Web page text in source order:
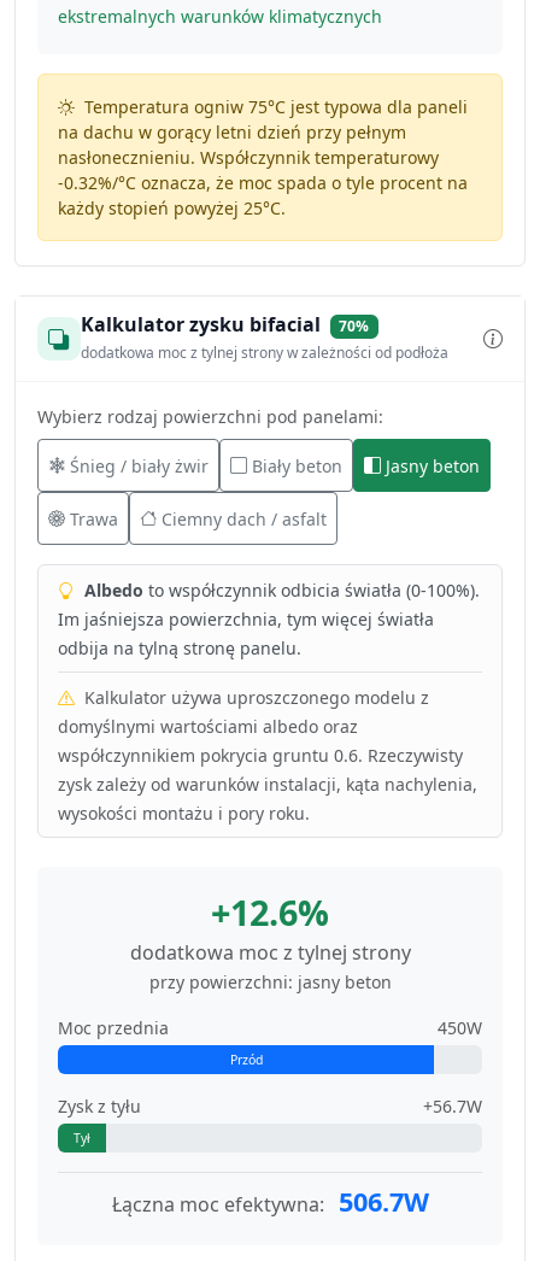
ekstremalnych warunków klimatycznych
Temperatura ogniw 75°C jest typowa dla paneli
na dachu w gorący letni dzień przy pełnym
nasłonecznieniu. Współczynnik temperaturowy
-0.32%/°Coznacza, że moc spada o tyle procent na
każdy stopień powyżej 25°C.
Kalkulator zysku bifacial
70%
dodatkowa moc z tylnej strony w zależności od podłoża
Wybierz rodzaj powierzchni pod panelami:
Śnieg / biały żwir Biały beton Jasny beton
Trawa Ciemny dach / asfalt
Albedo to współczynnik odbicia światła (0-100%).
Im jaśniejsza powierzchnia, tym więcej światła
odbija na tylną stronę panelu.
Kalkulator używa uproszczonego modelu z
domyślnymi wartościami albedo oraz
współczynnikiem pokrycia gruntu 0.6. Rzeczywisty
zysk zależy od warunków instalacji, kąta nachylenia,
wysokości montażu i pory roku.
+12.6%
dodatkowa moc z tylnej strony
przy powierzchni: jasny beton
Moc przednia
450W
Przód
Zysk z tyłu +56.7W
Tył
Łączna moc efektywna: 506.7W